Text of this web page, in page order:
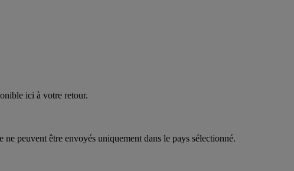
ici à votre retour.
peuvent être envoyés uniquement dans le pays sélectionné.